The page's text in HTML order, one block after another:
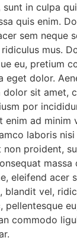
in culpa
quis enim.
sem neque
mus.
eu, pretium
eget dolor.
dolor sit amet,
por
enim ad minim
laboris
proident,
massa
eleifend acer
blandit vel,
pellentesque
commodo